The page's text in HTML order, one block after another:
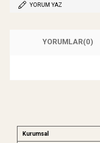
YORUM YAZ
YORUMLAR(0)
Kurumsal